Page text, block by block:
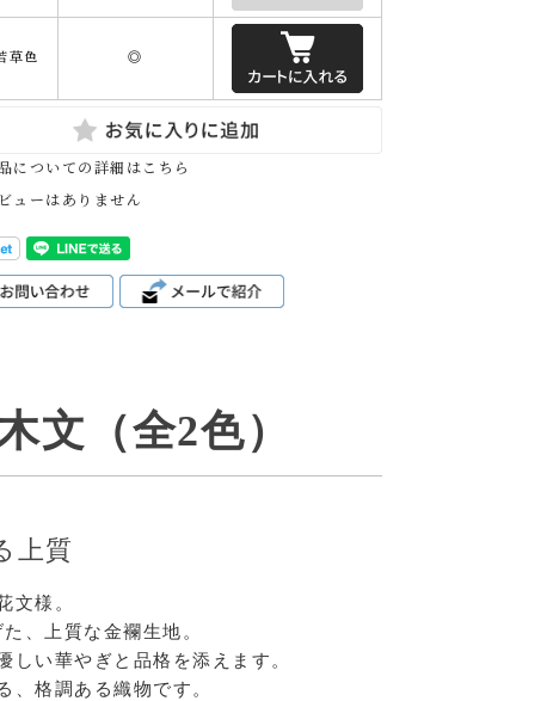
草色 ◎
についての詳細はこちら
ューはありません
文（全2色）
上質
文様。
、上質な金襴生地。
い華やぎと品格を添えます。
、格調ある織物です。